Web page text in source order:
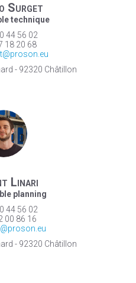
Surget
technique
44 56 02
18 20 68
- 92320 Châtillon
Linari
planning
44 56 02
00 86 16
- 92320 Châtillon